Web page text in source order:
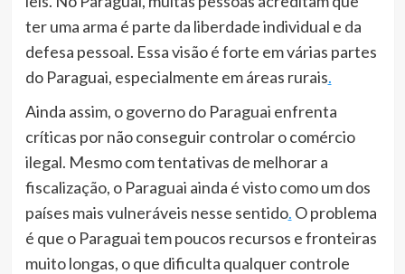
ter uma arma é parte da liberdade individual e da
defesa pessoal. Essa visão é forte em várias partes
do Paraguai, especialmente em áreas rurais.
Ainda assim, o governo do Paraguai enfrenta
críticas por não conseguir controlar o comércio
ilegal. Mesmo com tentativas de melhorar a
fiscalização, o Paraguai ainda é visto como um dos
países mais vulneráveis nesse sentido. O problema
é que o Paraguai tem poucos recursos e fronteiras
muito longas, o que dificulta qualquer controle